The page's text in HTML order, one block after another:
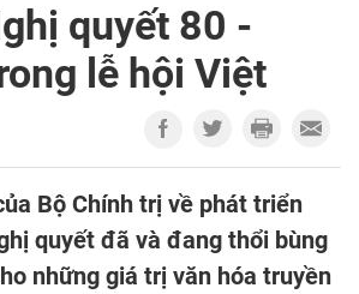
quyết 80 -
lễ hội Việt
Bộ Chính trị về phát triển
quyết đã và đang thổi bùng
những giá trị văn hóa truyền